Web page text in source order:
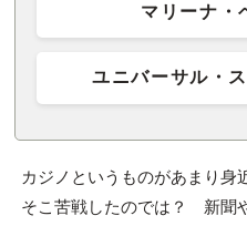
マリーナ・
ユニバーサル・
カジノというものがあまり身
そこ苦戦したのでは？ 新聞